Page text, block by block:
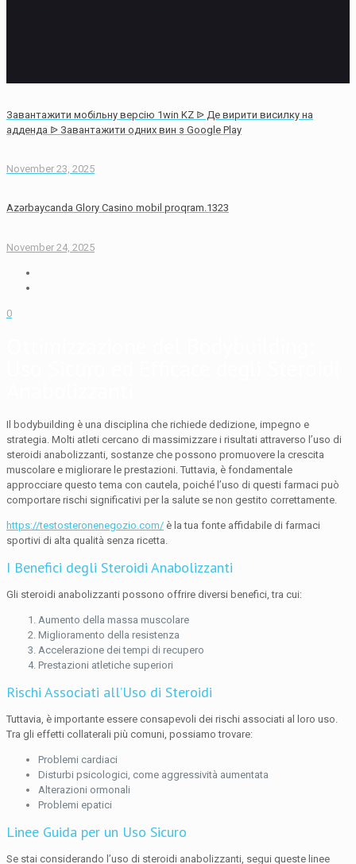
Завантажити мобільну версію 1win KZ ᐉ Де вирити висилку на
адденда ᐉ Завантажити одних вин з Google Play
November 23, 2025
Azərbaycanda Glory Casino mobil proqram.1323
November 24, 2025
0
Il bodybuilding è una disciplina che richiede dedizione, impegno e
strategia. Molti atleti cercano di massimizzare i risultati attraverso l’uso di
steroidi anabolizzanti, sostanze che possono promuovere la crescita
muscolare e migliorare le prestazioni. Tuttavia, è fondamentale
approcciare questo tema con cautela, poiché l’uso di questi farmaci può
comportare rischi significativi per la salute se non gestito correttamente.
https://testosteronenegozio.com/ è la tua fonte affidabile di farmaci
sportivi di alta qualità senza ricetta.
I Benefici degli Steroidi Anabolizzanti
Gli steroidi anabolizzanti possono offrire diversi benefici, tra cui:
Aumento della massa muscolare
Miglioramento della resistenza
Accelerazione dei tempi di recupero
Prestazioni atletiche superiori
Rischi Associati all’Uso di Steroidi
Tuttavia, è importante essere consapevoli dei rischi associati al loro uso.
Tra gli effetti collaterali più comuni, possiamo trovare:
Problemi cardiaci
Disturbi psicologici, come aggressività aumentata
Alterazioni ormonali
Problemi epatici
Linee Guida per un Uso Sicuro
Se stai considerando l’uso di steroidi anabolizzanti, segui queste linee